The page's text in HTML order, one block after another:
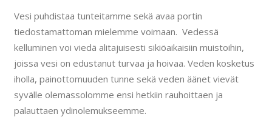
Vesi puhdistaa tunteitamme sekä avaa portin
tiedostamattoman mielemme voimaan. Vedessä
kelluminen voi viedä alitajuisesti sikiöaikaisiin muistoihin,
joissa vesi on edustanut turvaa ja hoivaa. Veden kosketus
iholla, painottomuuden tunne sekä veden äänet vievät
syvälle olemassolomme ensi hetkiin rauhoittaen ja
palauttaen ydinolemukseemme.